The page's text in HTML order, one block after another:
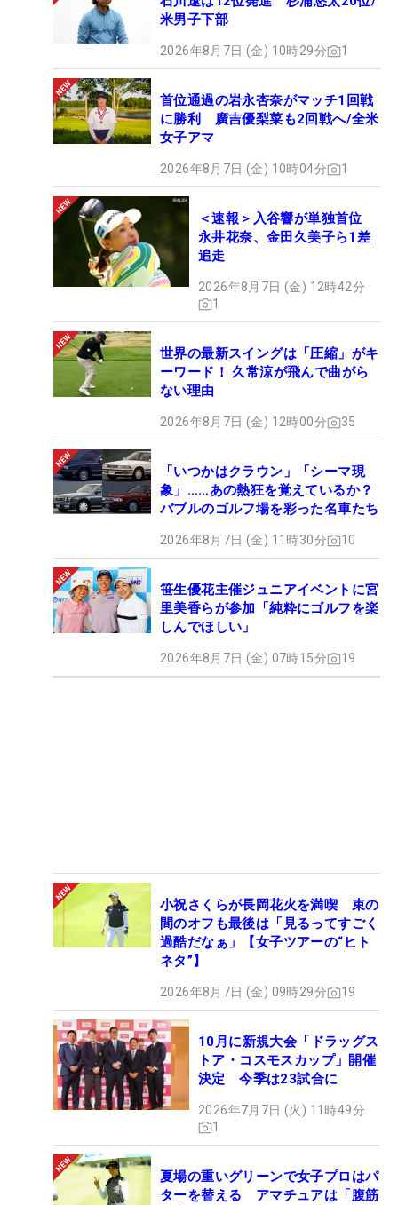
米男子下部
2026年8月7日 (金) 10時29分 1
首位通過の岩永杏奈がマッチ1回戦
に勝利 廣吉優梨菜も2回戦へ/全米
女子アマ
2026年8月7日 (金) 10時04分 1
＜速報＞入谷響が単独首位
永井花奈、金田久美子ら1差
追走
2026年8月7日 (金) 12時42分
1
世界の最新スイングは「圧縮」がキ
ーワード！ 久常涼が飛んで曲がら
ない理由
2026年8月7日 (金) 12時00分 35
「いつかはクラウン」「シーマ現
象」……あの熱狂を覚えているか？
バブルのゴルフ場を彩った名車たち
2026年8月7日 (金) 11時30分 10
笹生優花主催ジュニアイベントに宮
里美香らが参加「純粋にゴルフを楽
しんでほしい」
2026年8月7日 (金) 07時15分 19
小祝さくらが長岡花火を満喫 束の
間のオフも最後は「見るってすごく
過酷だなぁ」【女子ツアーの“ヒト
ネタ”】
2026年8月7日 (金) 09時29分 19
10月に新規大会「ドラッグス
トア・コスモスカップ」開催
決定 今季は23試合に
2026年7月7日 (火) 11時49分
1
夏場の重いグリーンで女子プロはパ
ターを替える アマチュアは「腹筋